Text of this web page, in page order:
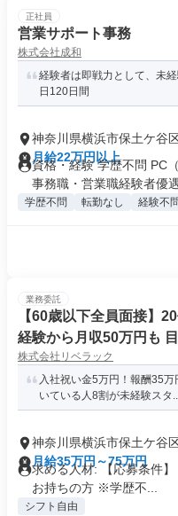
正社員
営業サポート事務
株式会社成和
経験者は即戦力として、未
日120日間
神奈川県横浜市保土ケ谷
月給22万円以上
資格・経験 学歴不問 PC
事務職・営業職経験者優遇
学歴不問 転勤なし 経験不
業務委託
【60歳以下全員面接】
経験から月収50万円も
株式会社リベラック
入社祝い金5万円！報酬35
いている人8割が未経験スタ
神奈川県横浜市保土ケ谷
月給35万円～75万円
求める人材: 【応募条件
お持ちの方 ※学歴不...
シフト自由